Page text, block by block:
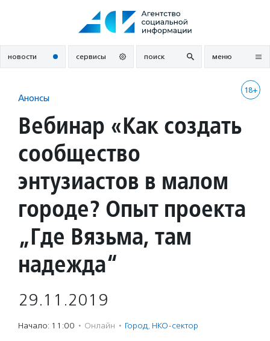
новости сервисы поиск меню
18+
Анонсы
Вебинар «Как создать
сообщество
энтузиастов в малом
городе? Опыт проекта
„Где Вязьма, там
надежда“
29.11.2019
Начало: 11:00 · Онлайн · Город, НКО-сектор